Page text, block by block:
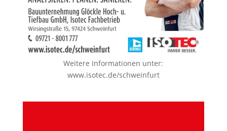
Weitere Informationen unter:
www.isotec.de/schweinfurt